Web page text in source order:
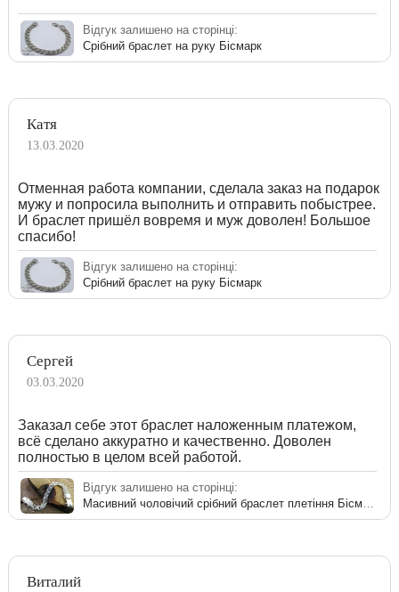
Відгук залишено на сторінці:
Срібний браслет на руку Бісмарк
Катя
13.03.2020
Отменная работа компании, сделала заказ на подарок
мужу и попросила выполнить и отправить побыстрее.
И браслет пришёл вовремя и муж доволен! Большое
спасибо!
Відгук залишено на сторінці:
Срібний браслет на руку Бісмарк
Сергей
03.03.2020
Заказал себе этот браслет наложенным платежом,
всё сделано аккуратно и качественно. Доволен
полностью в целом всей работой.
Відгук залишено на сторінці:
Виталий